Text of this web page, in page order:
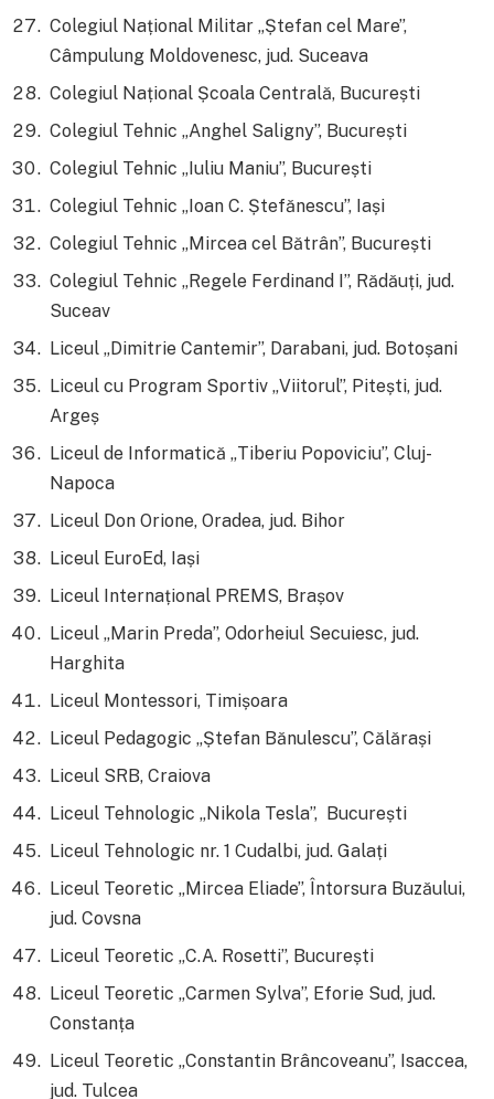
Colegiul Național Militar „Ștefan cel Mare”,
Câmpulung Moldovenesc, jud. Suceava
Colegiul Național Școala Centrală, București
Colegiul Tehnic „Anghel Saligny”, București
Colegiul Tehnic „Iuliu Maniu”, București
Colegiul Tehnic „Ioan C. Ștefănescu”, Iași
Colegiul Tehnic „Mircea cel Bătrân”, București
Colegiul Tehnic „Regele Ferdinand I”, Rădăuți, jud.
Suceav
Liceul „Dimitrie Cantemir”, Darabani, jud. Botoșani
Liceul cu Program Sportiv „Viitorul”, Pitești, jud.
Argeș
Liceul de Informatică „Tiberiu Popoviciu”, Cluj-
Napoca
Liceul Don Orione, Oradea, jud. Bihor
Liceul EuroEd, Iași
Liceul Internațional PREMS, Brașov
Liceul „Marin Preda”, Odorheiul Secuiesc, jud.
Harghita
Liceul Montessori, Timișoara
Liceul Pedagogic „Ștefan Bănulescu”, Călărași
Liceul SRB, Craiova
Liceul Tehnologic „Nikola Tesla”, București
Liceul Tehnologic nr. 1 Cudalbi, jud. Galați
Liceul Teoretic „Mircea Eliade”, Întorsura Buzăului,
jud. Covsna
Liceul Teoretic „C.A. Rosetti”, București
Liceul Teoretic „Carmen Sylva”, Eforie Sud, jud.
Constanța
Liceul Teoretic „Constantin Brâncoveanu”, Isaccea,
jud. Tulcea